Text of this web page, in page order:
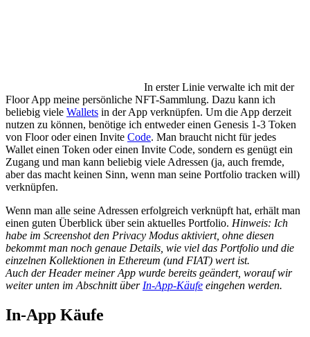
In erster Linie verwalte ich mit der
Floor App meine persönliche NFT-Sammlung. Dazu kann ich
beliebig viele Wallets in der App verknüpfen. Um die App derzeit
nutzen zu können, benötige ich entweder einen Genesis 1-3 Token
von Floor oder einen Invite Code. Man braucht nicht für jedes
Wallet einen Token oder einen Invite Code, sondern es genügt ein
Zugang und man kann beliebig viele Adressen (ja, auch fremde,
aber das macht keinen Sinn, wenn man seine Portfolio tracken will)
verknüpfen.
Wenn man alle seine Adressen erfolgreich verknüpft hat, erhält man
einen guten Überblick über sein aktuelles Portfolio. Hinweis: Ich
habe im Screenshot den Privacy Modus aktiviert, ohne diesen
bekommt man noch genaue Details, wie viel das Portfolio und die
einzelnen Kollektionen in Ethereum (und FIAT) wert ist.
Auch der Header meiner App wurde bereits geändert, worauf wir
weiter unten im Abschnitt über In-App-Käufe eingehen werden.
In-App Käufe